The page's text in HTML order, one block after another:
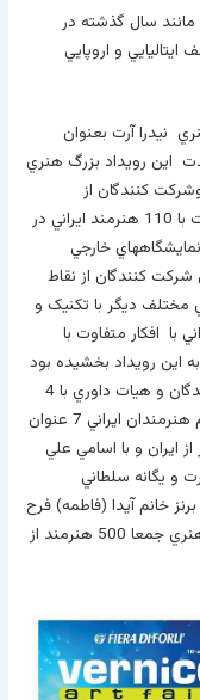
مانند سال گذشته در
مختلف ايتاليايي و اروپايي
نيدرا آرت بعنوان
اين رويداد بزرگ هنري
الي 29 اسفند بود وشرکت کنندگان از
کشورهاي مختلف در ان حضور داشتند .نيدرا آرت با 110 هنرمند ايراني در
خارجي
شرکت کنندگان از نقاط
مختلف ديگر با تکنيک و
با افکار متفاوت با
اين رويداد بخشيده بود
.نفرات برگزيده اين رويداد هنري با راي بازديدکنندگان و هيات داوري با 4
نشان گلد 4 سيلور و 4 برنز اعلام شدند که سهم هنرمندان ايراني 7 عنوان
ايران و با اسامي علي
و يگانه سلطاني
خانم آيدا (فاطمه) فرح
ناجي و شيدا خسروجردي بودند .در اين رويداد هنري جمعا 500 هنرمند از